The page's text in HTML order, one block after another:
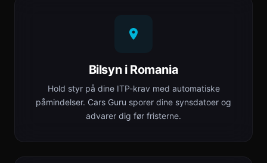
Bilsyn i Romania
Hold styr på dine ITP-krav med automatiske
påmindelser. Cars Guru sporer dine synsdatoer og
advarer dig før fristerne.